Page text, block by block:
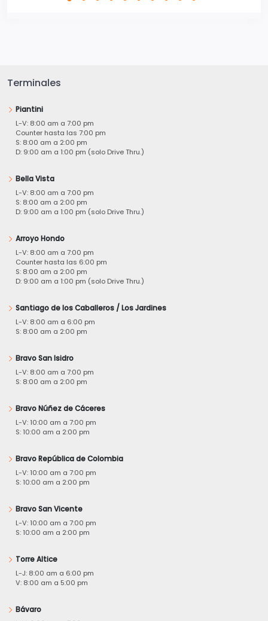
Terminales
Piantini
L-V: 8:00 am a 7:00 pm
Counter hasta las 7:00 pm
S: 8:00 am a 2:00 pm
D: 9:00 am a 1:00 pm (solo Drive Thru.)
Bella Vista
L-V: 8:00 am a 7:00 pm
S: 8:00 am a 2:00 pm
D: 9:00 am a 1:00 pm (solo Drive Thru.)
Arroyo Hondo
L-V: 8:00 am a 7:00 pm
Counter hasta las 6:00 pm
S: 8:00 am a 2:00 pm
D: 9:00 am a 1:00 pm (solo Drive Thru.)
Santiago de los Caballeros / Los Jardines
L-V: 8:00 am a 6:00 pm
S: 8:00 am a 2:00 pm
Bravo San Isidro
L-V: 8:00 am a 7:00 pm
S: 8:00 am a 2:00 pm
Bravo Núñez de Cáceres
L-V: 10:00 am a 7:00 pm
S: 10:00 am a 2:00 pm
Bravo República de Colombia
L-V: 10:00 am a 7:00 pm
S: 10:00 am a 2:00 pm
Bravo San Vicente
L-V: 10:00 am a 7:00 pm
S: 10:00 am a 2:00 pm
Torre Altice
L-J: 8:00 am a 6:00 pm
V: 8:00 am a 5:00 pm
Bávaro